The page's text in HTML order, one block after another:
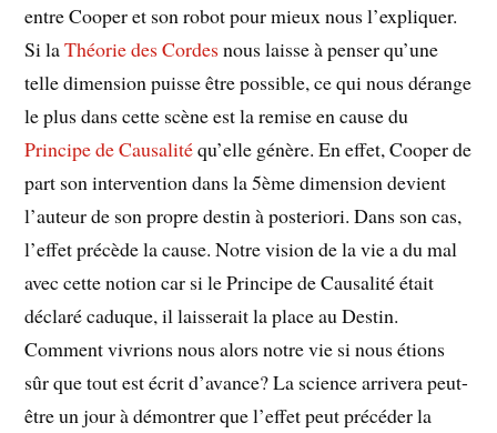
entre Cooper et son robot pour mieux nous l’expliquer.
Si laThéorie des Cordes nous laisse à penser qu’une
telle dimension puisse être possible, ce qui nous dérange
le plus dans cette scène est la remise en cause du
Principe de Causalitéqu’elle génère. En effet, Cooper de
part son intervention dans la 5ème dimension devient
l’auteur de son propre destin à posteriori. Dans son cas,
l’effet précède la cause. Notre vision de la vie a du mal
avec cette notion car si le Principe de Causalité était
déclaré caduque, il laisserait la place au Destin.
Comment vivrions nous alors notre vie si nous étions
sûr que tout est écrit d’avance? La science arrivera peut-
être un jour à démontrer que l’effet peut précéder la